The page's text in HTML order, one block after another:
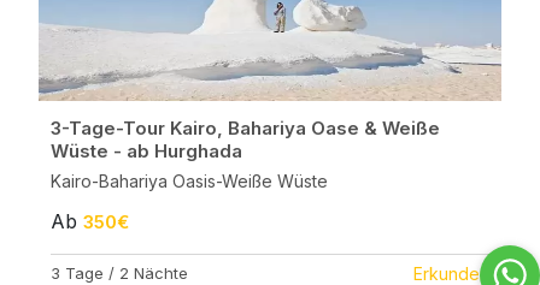
3-Tage-Tour Kairo, Bahariya Oase & Weiße
Wüste - ab Hurghada
Kairo-Bahariya Oasis-Weiße Wüste
Ab 350€
3 Tage / 2 Nächte Erkunden